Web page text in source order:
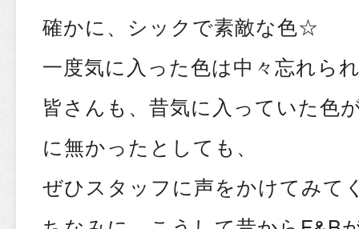
確かに、シックで素敵な色☆
一度気に入った色は中々忘れら
皆さんも、昔気に入っていた色
に無かったとしても、
ぜひスタッフに声をかけてみて